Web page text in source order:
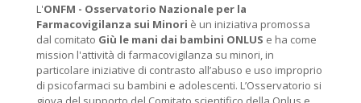
L'ONFM - Osservatorio Nazionale per la
Farmacovigilanza sui Minori è un iniziativa promossa
dal comitato Giù le mani dai bambini ONLUS e ha come
mission l'attività di farmacovigilanza su minori, in
particolare iniziative di contrasto all’abuso e uso improprio
di psicofarmaci su bambini e adolescenti. L’Osservatorio si